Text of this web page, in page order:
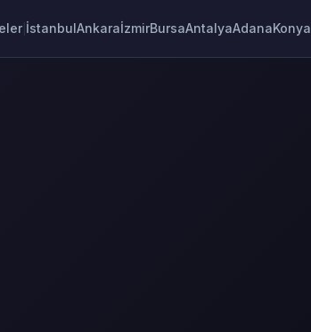
İstanbulAnkaraİzmirBursaAntalyaAdanaKonya